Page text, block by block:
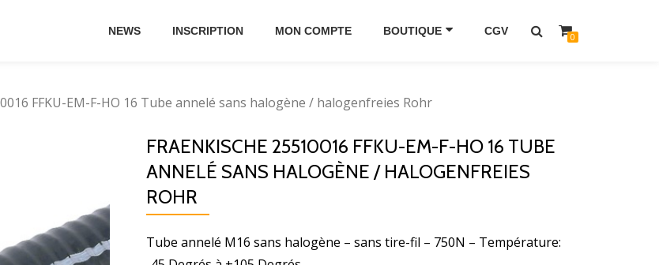
NEWS INSCRIPTION MON COMPTE BOUTIQUE CGV 0
FFKU-EM-F-HO 16 Tube annelé sans halogène / halogenfreies Rohr
FRAENKISCHE 25510016 FFKU-EM-F-HO 16 TUBE
ANNELÉ SANS HALOGÈNE / HALOGENFREIES
ROHR
Tube annelé M16 sans halogène – sans tire-fil – 750N – Température: